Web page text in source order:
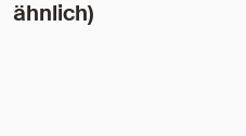
ähnlich)